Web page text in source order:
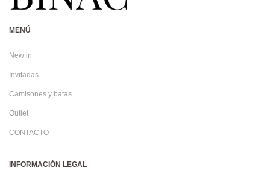
MENÚ
New in
Invitadas
Camisones y batas
Outlet
CONTACTO
INFORMACIÓN LEGAL